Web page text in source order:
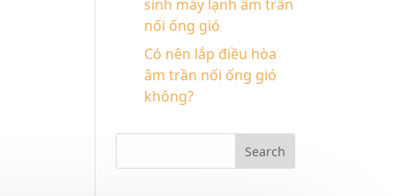
sinh máy lạnh âm trần
nối ống gió
Có nên lắp điều hòa
âm trần nối ống gió
không?